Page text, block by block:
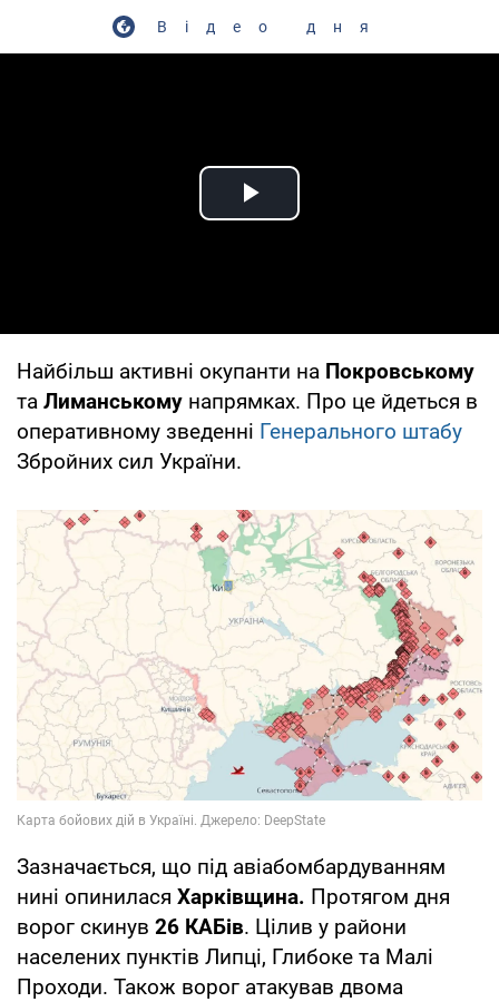
Відео дня
Play Video
Найбільш активні окупанти на Покровському
та Лиманському напрямках. Про це йдеться в
оперативному зведенні Генерального штабу
Збройних сил України.
Зазначається, що під авіабомбардуванням
нині опинилася Харківщина. Протягом дня
ворог скинув 26 КАБів. Цілив у райони
населених пунктів Липці, Глибоке та Малі
Проходи. Також ворог атакував двома